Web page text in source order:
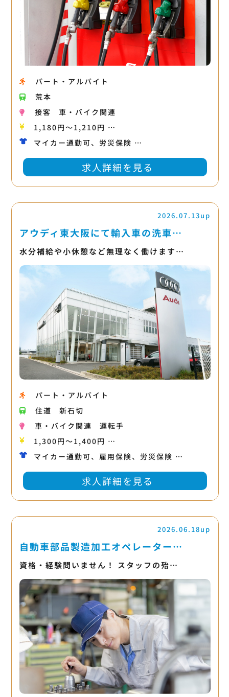
パート・アルバイト
荒本
接客
車・バイク関連
1,180円〜1,210円 …
マイカー通勤可、労災保険 …
求人詳細を見る
2026.07.13up
アウディ東大阪にて輸入車の洗車…
水分補給や小休憩など無理なく働けます…
パート・アルバイト
住道
新石切
車・バイク関連
運転手
1,300円〜1,400円 …
マイカー通勤可、雇用保険、労災保険 …
求人詳細を見る
2026.06.18up
自動車部品製造加工オペレーター…
資格・経験問いません！ スタッフの殆…